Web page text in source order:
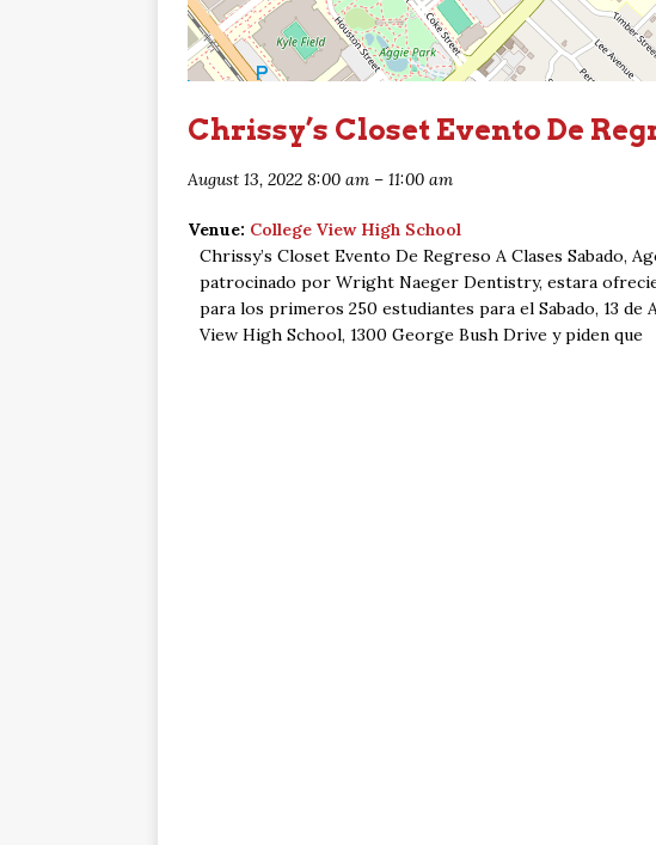
Chrissy’s Closet Evento De
August 13, 2022 8:00 am – 11:00 am
Venue: College View High School
Chrissy’s Closet Evento De Regreso A Clases Sabado,
patrocinado por Wright Naeger Dentistry, estara
para los primeros 250 estudiantes para el Sabado, 13 de
View High School, 1300 George Bush Drive y piden que